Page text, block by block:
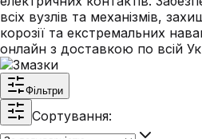
всіх вузлів та механізмів,
корозії та екстремальних
онлайн з доставкою по всій
Фільтри
Сортування: